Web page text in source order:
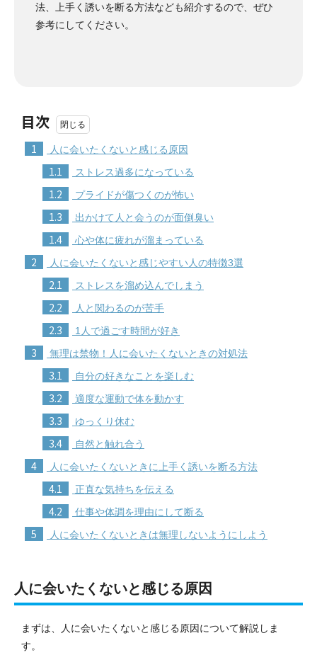
法、上手く誘いを断る方法なども紹介するので、ぜひ
参考にしてください。
目次
1 人に会いたくないと感じる原因
1.1 ストレス過多になっている
1.2 プライドが傷つくのが怖い
1.3 出かけて人と会うのが面倒臭い
1.4 心や体に疲れが溜まっている
2 人に会いたくないと感じやすい人の特徴3選
2.1 ストレスを溜め込んでしまう
2.2 人と関わるのが苦手
2.3 1人で過ごす時間が好き
3 無理は禁物！人に会いたくないときの対処法
3.1 自分の好きなことを楽しむ
3.2 適度な運動で体を動かす
3.3 ゆっくり休む
3.4 自然と触れ合う
4 人に会いたくないときに上手く誘いを断る方法
4.1 正直な気持ちを伝える
4.2 仕事や体調を理由にして断る
5 人に会いたくないときは無理しないようにしよう
人に会いたくないと感じる原因
まずは、人に会いたくないと感じる原因について解説しま
す。